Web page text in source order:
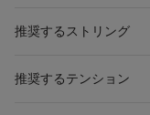
推奨するストリング
推奨するテンション